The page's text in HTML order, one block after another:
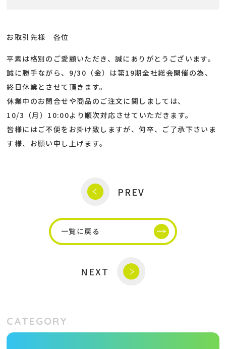
CATEGORY
お取引先様 各位
平素は格別のご愛顧いただき、誠にありがとうございます。
誠に勝手ながら、9/30（金）は第19期全社総会開催の為、
終日休業とさせて頂きます。
休業中のお問合せや商品のご注文に関しましては、
10/3（月）10:00より順次対応させていただきます。
皆様にはご不便をお掛け致しますが、何卒、ご了承下さいま
す様、お願い申し上げます。
PREV
一覧に戻る
NEXT